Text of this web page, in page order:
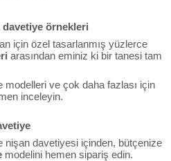
örnekleri
için özel tasarlanmış yüzlerce
arasından eminiz ki bir tanesi tam
modelleri ve çok daha fazlası için
inceleyin.
nişan davetiyesi içinden, bütçenize
modelini hemen sipariş edin.